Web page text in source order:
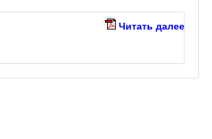
Читать далее